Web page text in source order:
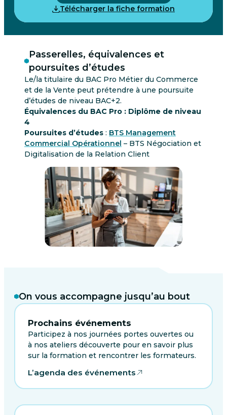
Télécharger la fiche formation
Passerelles, équivalences et
poursuites d’études
Le/la titulaire du BAC Pro Métier du Commerce
et de la Vente peut prétendre à une poursuite
d’études de niveau BAC+2.
Équivalences du BAC Pro : Diplôme de niveau
4
Poursuites d’études : BTS Management
Commercial Opérationnel – BTS Négociation et
Digitalisation de la Relation Client
On vous accompagne jusqu’au bout
Prochains événements
Participez à nos journées portes ouvertes ou
à nos ateliers découverte pour en savoir plus
sur la formation et rencontrer les formateurs.
L’agenda des événements